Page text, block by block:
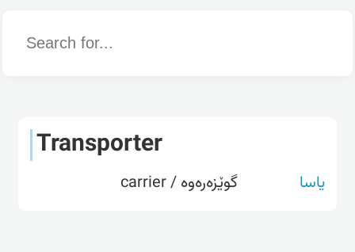
Word
Transporter
یاسا گوێزەرەوە / carrier